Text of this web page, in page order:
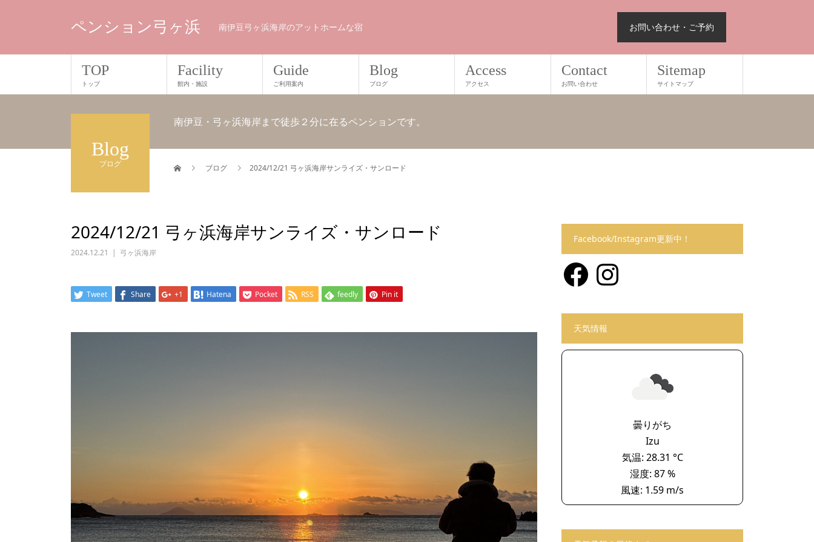
ペンション弓ヶ浜 南伊豆弓ヶ浜海岸のアットホームな宿 お問い合わせ・ご予約
TOP
トップ
Facility
館内・施設
Guide
ご利用案内
Blog
ブログ
Access
アクセス
Contact
お問い合わせ
Sitemap
サイトマップ
Blog
ブログ
南伊豆・弓ヶ浜海岸まで徒歩２分に在るペンションです。
ブログ 2024/12/21 弓ヶ浜海岸サンライズ・サンロード
2024/12/21 弓ヶ浜海岸サンライズ・サンロード
2024.12.21 弓ヶ浜海岸
Tweet Share +1 Hatena Pocket RSS feedly Pin it
Facebook/Instagram更新中！
FacebookInstagram
天気情報
曇りがち
Izu
気温: 28.31 °C
湿度: 87 %
風速: 1.59 m/s